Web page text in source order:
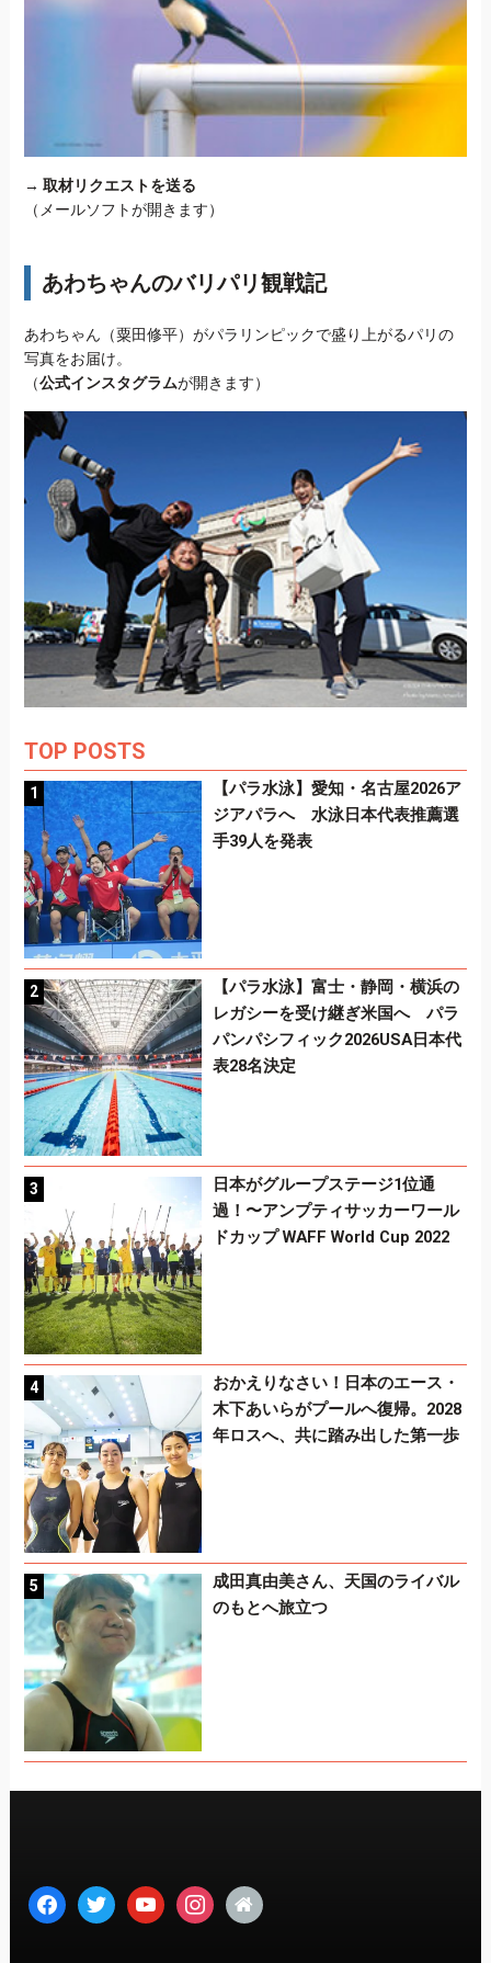
→ 取材リクエストを送る
（メールソフトが開きます）
あわちゃんのバリパリ観戦記
あわちゃん（粟田修平）がパラリンピックで盛り上がるパリの
写真をお届け。
（公式インスタグラムが開きます）
TOP POSTS
【パラ水泳】愛知・名古屋2026ア
ジアパラへ 水泳日本代表推薦選
手39人を発表
【パラ水泳】富士・静岡・横浜の
レガシーを受け継ぎ米国へ パラ
パンパシフィック2026USA日本代
表28名決定
日本がグループステージ1位通
過！〜アンプティサッカーワール
ドカップ WAFF World Cup 2022
おかえりなさい！日本のエース・
木下あいらがプールへ復帰。2028
年ロスへ、共に踏み出した第一歩
成田真由美さん、天国のライバル
のもとへ旅立つ
facebooktwitter youtubeinstagram
home